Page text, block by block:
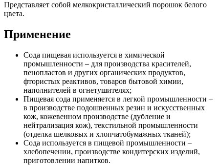
Представляет собой мелкокристаллический порошок белого
цвета.
Применение
Сода пищевая используется в химической
промышленности – для производства красителей,
пенопластов и других органических продуктов,
фтористых реактивов, товаров бытовой химии,
наполнителей в огнетушителях;
Пищевая сода применяется в легкой промышленности –
в производстве подошвенных резин и искусственных
кож, кожевенном производстве (дубление и
нейтрализация кож), текстильной промышленности
(отделка шелковых и хлопчатобумажных тканей);
Сода используется в пищевой промышленности –
хлебопечении, производстве кондитерских изделий,
приготовлении напитков.